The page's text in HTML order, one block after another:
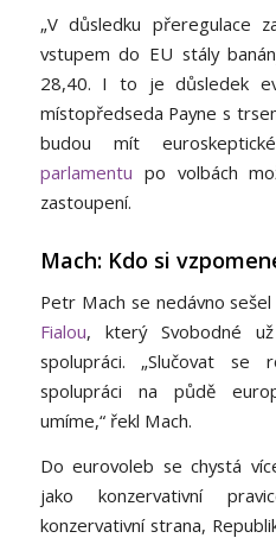
„V důsledku přeregulace
vstupem do EU stály
28,40. I to je důsledek
místopředseda Payne s
budou mít
parlamentu po volbách
zastoupení.
Mach: Kdo si
Petr Mach se nedávno
Fialou, který Svobodné
spolupráci. „Slučovat se
spolupráci na půdě
umíme,“ řekl Mach.
Do eurovoleb se chystá
jako konzervativní
konzervativní strana,